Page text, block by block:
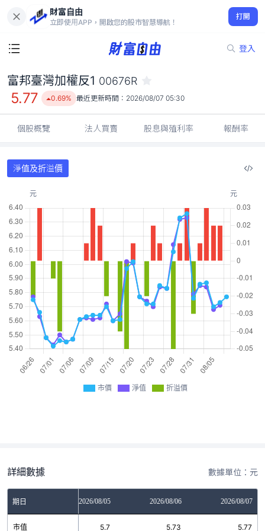
財富自由
立即使用APP，開啟您的股市智慧導航！
打開
登入
5.77
0.69%
富邦臺灣加權反1 00676R
5.77 0.69% 最近更新時間： 2026/08/07 05:30
個股概覽 法人買賣 股息與殖利率 報酬率
淨值及折溢價
市價 淨值 折溢價
詳細數據 數據單位：元
期日
2026/08/04 2026/08/05 2026/08/06 2026/08/07
市值5.87 5.7 5.73 5.77